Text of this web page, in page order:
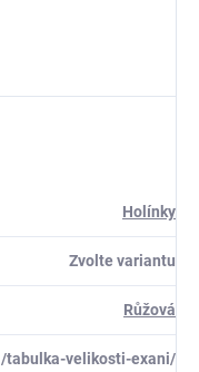
Holínky
Zvolte variantu
Růžová
/tabulka-velikosti-exani/